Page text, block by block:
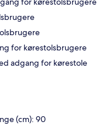
for kørestolsbrugere
adgang for kørestole
(cm): 90